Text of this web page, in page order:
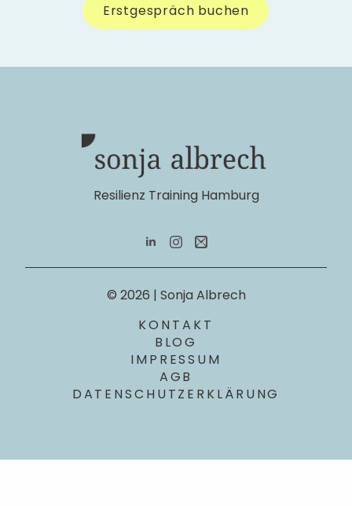
Erstgespräch buchen
Resilienz Training Hamburg
© 2026 | Sonja Albrech
KONTAKT
BLOG
IMPRESSUM
AGB
DATENSCHUTZERKLÄRUNG